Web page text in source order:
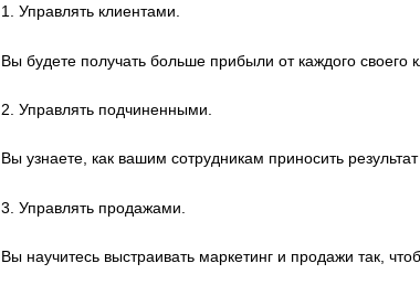
1. Управлять клиентами.
Вы будете получать больше прибыли от каждого своего
2. Управлять подчиненными.
Вы узнаете, как вашим сотрудникам приносить
3. Управлять продажами.
Вы научитесь выстраивать маркетинг и продажи так,